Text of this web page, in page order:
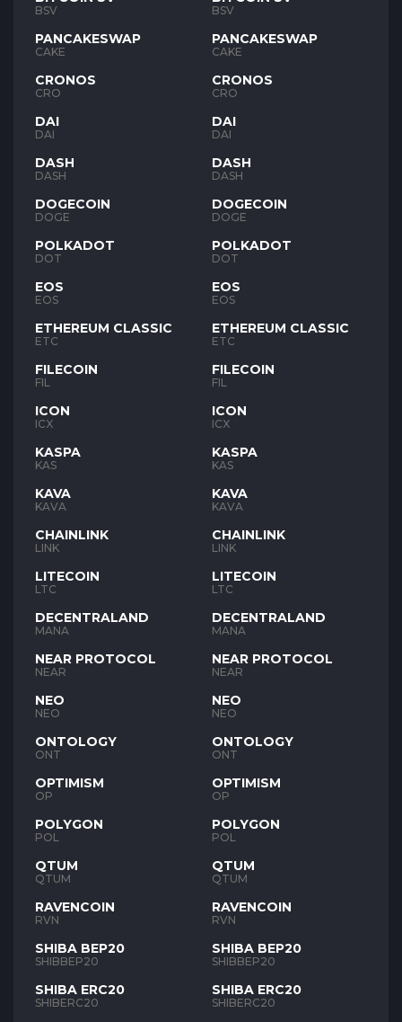
BSV
PANCAKESWAP
CAKE
CRONOS
CRO
DAI
DAI
DASH
DASH
DOGECOIN
DOGE
POLKADOT
DOT
EOS
EOS
ETHEREUM CLASSIC
ETC
FILECOIN
FIL
ICON
ICX
KASPA
KAS
KAVA
KAVA
CHAINLINK
LINK
LITECOIN
LTC
DECENTRALAND
MANA
NEAR PROTOCOL
NEAR
NEO
NEO
ONTOLOGY
ONT
OPTIMISM
OP
POLYGON
POL
QTUM
QTUM
RAVENCOIN
RVN
SHIBA BEP20
SHIBBEP20
SHIBA ERC20
SHIBERC20
BSV
PANCAKESWAP
CAKE
CRONOS
CRO
DAI
DAI
DASH
DASH
DOGECOIN
DOGE
POLKADOT
DOT
EOS
EOS
ETHEREUM CLASSIC
ETC
FILECOIN
FIL
ICON
ICX
KASPA
KAS
KAVA
KAVA
CHAINLINK
LINK
LITECOIN
LTC
DECENTRALAND
MANA
NEAR PROTOCOL
NEAR
NEO
NEO
ONTOLOGY
ONT
OPTIMISM
OP
POLYGON
POL
QTUM
QTUM
RAVENCOIN
RVN
SHIBA BEP20
SHIBBEP20
SHIBA ERC20
SHIBERC20